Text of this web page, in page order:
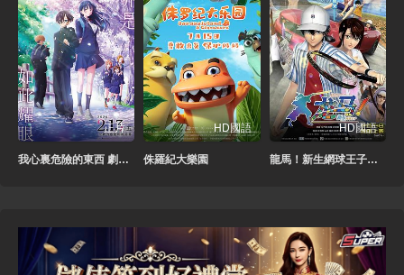
正片
我心裏危險的東西 劇場版
HD國語
侏羅紀大樂園
HD國語
龍馬！新生網球王子國語